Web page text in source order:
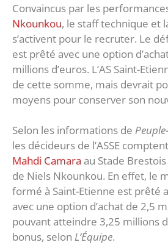
Convaincus par les
Nkounkou, le staff technique et
s’activent pour le recruter. Le
est prêté avec une option
millions d’euros. L’AS Saint-
de cette somme, mais devrait
moyens pour conserver son
Selon les informations de
les décideurs de l’ASSE
Mahdi Camara au Stade
de Niels Nkounkou. En effet, le
formé à Saint-Etienne est prêté
avec une option d’achat de 2,5
pouvant atteindre 3,25 millions
bonus, selon L’Équipe.